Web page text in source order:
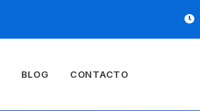
BLOG CONTACTO